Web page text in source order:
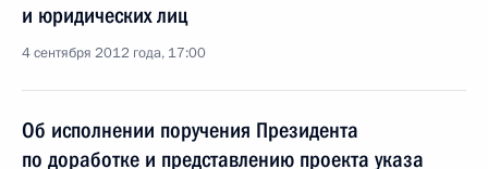
и юридических лиц
4 сентября 2012 года, 17:00
Об исполнении поручения Президента
по доработке и представлению проекта указа